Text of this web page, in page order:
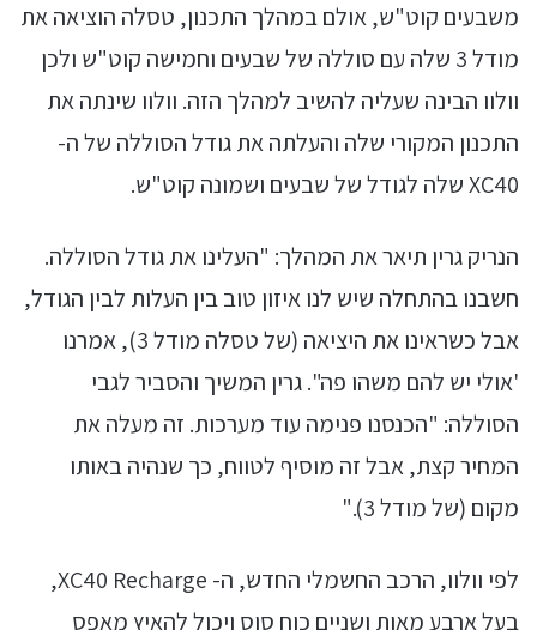
משבעים קוט"ש, אולם במהלך התכנון, טסלה הוציאה את
מודל 3 שלה עם סוללה של שבעים וחמישה קוט"ש ולכן
וולוו הבינה שעליה להשיב למהלך הזה. וולוו שינתה את
התכנון המקורי שלה והעלתה את גודל הסוללה של ה-
XC40 שלה לגודל של שבעים ושמונה קוט"ש.
הנריק גרין תיאר את המהלך: "העלינו את גודל הסוללה.
חשבנו בהתחלה שיש לנו איזון טוב בין העלות לבין הגודל,
אבל כשראינו את היציאה (של טסלה מודל 3), אמרנו
'אולי יש להם משהו פה". גרין המשיך והסביר לגבי
הסוללה: "הכנסנו פנימה עוד מערכות. זה מעלה את
המחיר קצת, אבל זה מוסיף לטווח, כך שנהיה באותו
מקום (של מודל 3)."
לפי וולוו, הרכב החשמלי החדש, ה- XC40 Recharge,
בעל ארבע מאות ושניים כוח סוס ויכול להאיץ מאפס